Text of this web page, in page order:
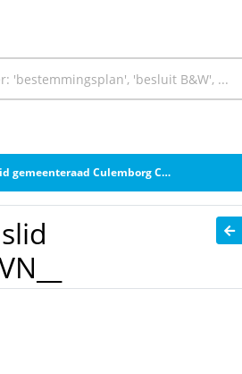
Culemborg CVN__